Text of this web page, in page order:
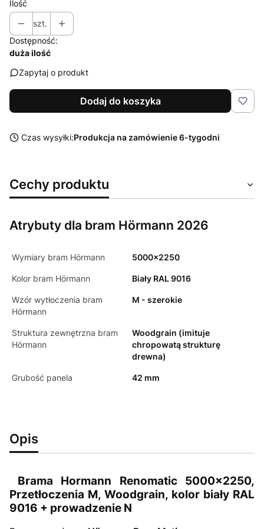
Ilość
szt.
Dostępność:
duża ilość
Zapytaj o produkt
Dodaj do koszyka
Czas wysyłki:Produkcja na zamówienie 6-tygodni
Cechy produktu
Atrybuty dla bram Hörmann 2026
Wymiary bram Hörmann 5000x2250
Kolor bram Hörmann Biały RAL 9016
Wzór wytłoczenia bram
Hörmann
M - szerokie
Struktura zewnętrzna bram
Hörmann
Woodgrain (imituje
chropowatą strukturę
drewna)
Grubość panela 42 mm
Opis
Brama Hormann Renomatic 5000x2250,
Przetłoczenia M, Woodgrain, kolor biały RAL
9016 + prowadzenie N